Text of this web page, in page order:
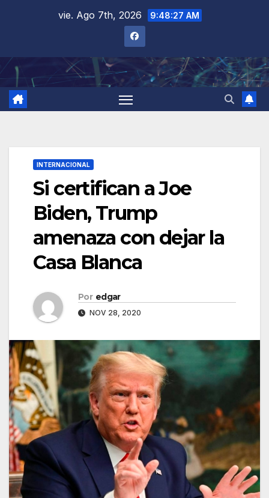
vie. Ago 7th, 2026 9:48:28 AM
INTERNACIONAL
Si certifican a Joe
Biden, Trump
amenaza con dejar la
Casa Blanca
Por edgar
NOV 28, 2020